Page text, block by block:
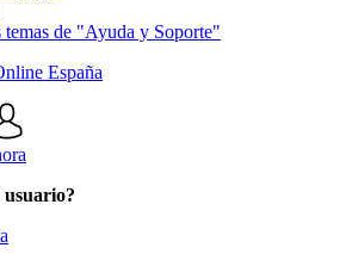
temas de "Ayuda y Soporte"
usuario?